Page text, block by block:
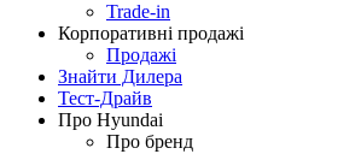
Trade-in
Корпоративні продажі
Продажі
Знайти Дилера
Тест-Драйв
Про Hyundai
Про бренд